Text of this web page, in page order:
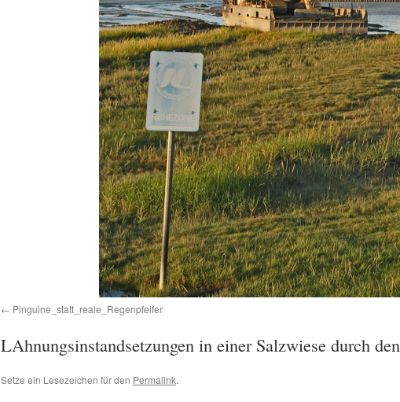
Pinguine_statt_reale_Regenpfeifer
LAhnungsinstandsetzungen in einer Salzwiese durch
Setze ein Lesezeichen für den Permalink.